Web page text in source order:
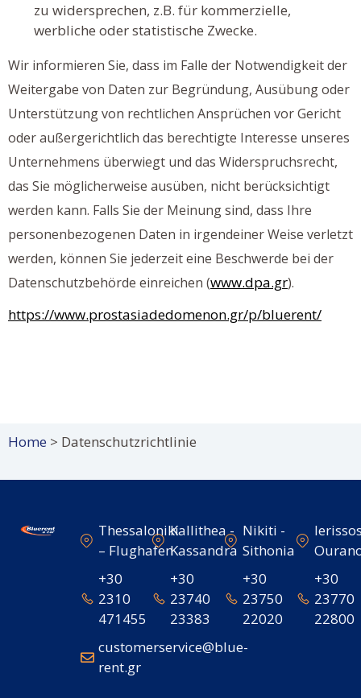
zu widersprechen, z.B. für kommerzielle,
werbliche oder statistische Zwecke.
Wir informieren Sie, dass im Falle der Notwendigkeit der
Weitergabe von Daten zur Begründung, Ausübung oder
Unterstützung von rechtlichen Ansprüchen vor Gericht
oder außergerichtlich das berechtigte Interesse unseres
Unternehmens überwiegt und das Widerspruchsrecht,
das Sie möglicherweise ausüben, nicht berücksichtigt
werden kann. Falls Sie der Meinung sind, dass Ihre
personenbezogenen Daten in irgendeiner Weise verletzt
werden, können Sie jederzeit eine Beschwerde bei der
Datenschutzbehörde einreichen (www.dpa.gr).
https://www.prostasiadedomenon.gr/p/bluerent/
Home > Datenschutzrichtlinie
Thessaloniki
– Flughafen
+30
2310
471455
customerservice@blue-
rent.gr
Kallithea -
Kassandra
+30
23740
23383
Nikiti -
Sithonia
+30
23750
22020
+30
23770
22800